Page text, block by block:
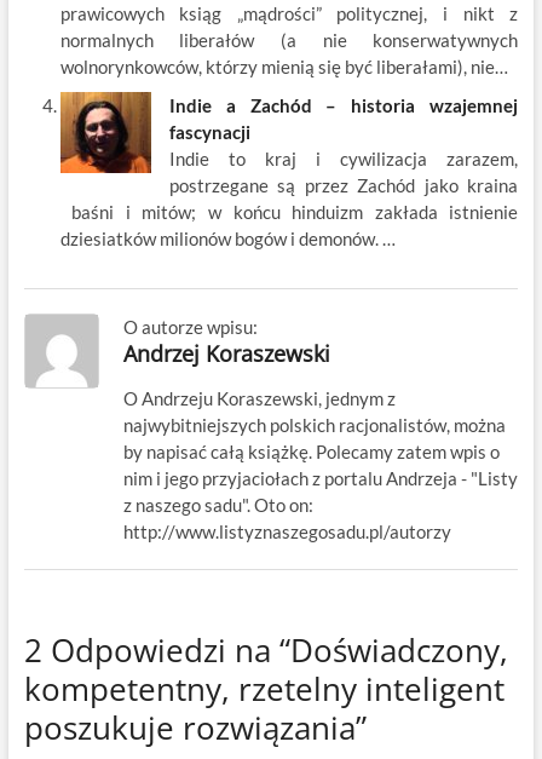
prawicowych ksiąg „mądrości” politycznej, i nikt z
normalnych liberałów (a nie konserwatywnych
wolnorynkowców, którzy mienią się być liberałami), nie…
Indie a Zachód – historia wzajemnej
fascynacji
Indie to kraj i cywilizacja zarazem,
postrzegane są przez Zachód jako kraina
baśni i mitów; w końcu hinduizm zakłada istnienie
dziesiatków milionów bogów i demonów. …
O autorze wpisu:
Andrzej Koraszewski
O Andrzeju Koraszewski, jednym z
najwybitniejszych polskich racjonalistów, można
by napisać całą książkę. Polecamy zatem wpis o
nim i jego przyjaciołach z portalu Andrzeja - "Listy
z naszego sadu". Oto on:
http://www.listyznaszegosadu.pl/autorzy
2 Odpowiedzi na “Doświadczony,
kompetentny, rzetelny inteligent
poszukuje rozwiązania”